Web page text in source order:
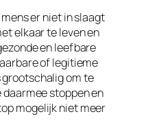
er niet in slaagt
elkaar te leven en
en leefbare
of legitieme
om te
daarmee stoppen en
mogelijk niet meer